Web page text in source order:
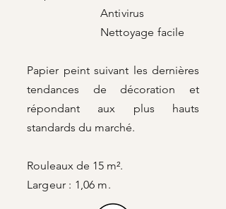
Antivirus
Nettoyage facile
Papier peint suivant les dernières
tendances de décoration et
répondant aux plus hauts
standards du marché.
Rouleaux de 15 m².
Largeur : 1,06 m.